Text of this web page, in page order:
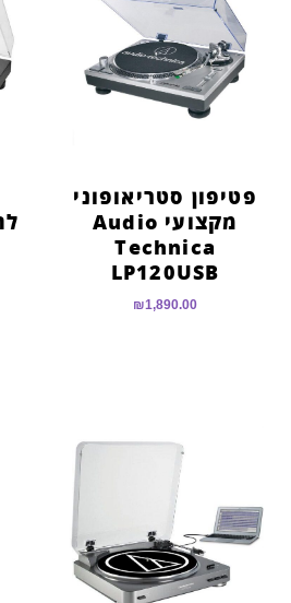
הוסף קו תחתון לקישורים
font_download סמן קישורים
פטיפון סטריאופוני
מקצועי Audio
Technica
LP120USB
₪1,890.00